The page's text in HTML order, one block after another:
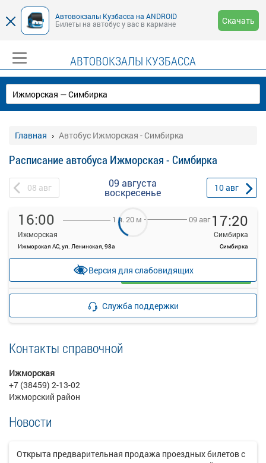
Автовокзалы Кузбасса на ANDROID
Билеты на автобус у вас в кармане
Скачать
АВТОВОКЗАЛЫ КУЗБАССА
Главная Автобус Ижморская - Симбирка
Расписание автобуса Ижморская - Симбирка
08 авг 09 августа
воскресенье 10авг
16:00
Ижморская
Ижморская АС, ул. Ленинская, 98а
1 ч. 20 м 09 авг 17:20
Симбирка
Симбирка
—
Загрузить цену
Версия для слабовидящих
Служба поддержки
Контакты справочной
Ижморская
+7 (38459) 2-13-02
Ижморский район
Новости
Открыта предварительная продажа проездных билетов с